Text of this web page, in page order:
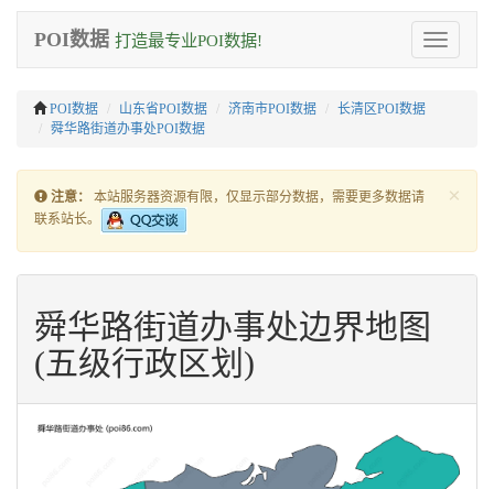
Toggle
navigation
POI数据 打造最专业POI数据!
POI数据 山东省POI数据 济南市POI数据
长清区POI数据
舜华路街道办事处POI数据
×
注意：
本站服务器资源有限，仅显示部分数据，需要更多数据请
联系站长。
舜华路街道办事处边界地图
(五级行政区划)